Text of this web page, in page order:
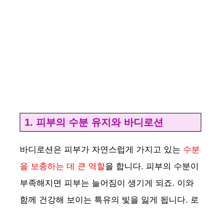
1. 피부의 수분 유지와 바디로션
바디로션은 피부가 자연스럽게 가지고 있는 수분
을 보충하는 데 큰 역할을 합니다. 피부의 수분이
부족해지면 피부는 늘어짐이 생기게 되죠. 이와
함께 건강해 보이는 특유의 빛을 잃게 됩니다. 로